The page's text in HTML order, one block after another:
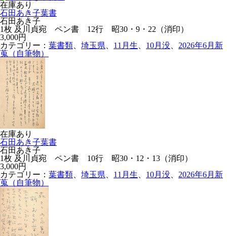
在庫あり
石田あき子葉書
石田あき子
1枚 及川貞宛 ペン書 12行 昭30・9・22（消印）
3,000円
カテゴリー： 葉書類 埼玉県 11月生 10月没
2026年6月新
蒐（自筆物）
在庫あり
石田あき子葉書
石田あき子
1枚 及川貞宛 ペン書 10行 昭30・12・13（消印）
3,000円
カテゴリー： 葉書類 埼玉県 11月生 10月没
2026年6月新
蒐（自筆物）